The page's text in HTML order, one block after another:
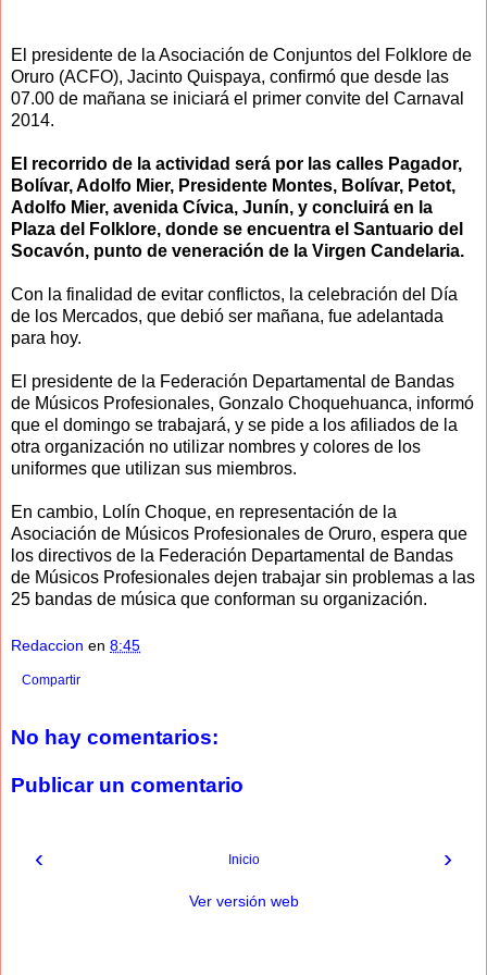
El presidente de la Asociación de Conjuntos del Folklore de
Oruro (ACFO), Jacinto Quispaya, confirmó que desde las
07.00 de mañana se iniciará el primer convite del Carnaval
2014.
El recorrido de la actividad será por las calles Pagador,
Bolívar, Adolfo Mier, Presidente Montes, Bolívar, Petot,
Adolfo Mier, avenida Cívica, Junín, y concluirá en la
Plaza del Folklore, donde se encuentra el Santuario del
Socavón, punto de veneración de la Virgen Candelaria.
Con la finalidad de evitar conflictos, la celebración del Día
de los Mercados, que debió ser mañana, fue adelantada
para hoy.
El presidente de la Federación Departamental de Bandas
de Músicos Profesionales, Gonzalo Choquehuanca, informó
que el domingo se trabajará, y se pide a los afiliados de la
otra organización no utilizar nombres y colores de los
uniformes que utilizan sus miembros.
En cambio, Lolín Choque, en representación de la
Asociación de Músicos Profesionales de Oruro, espera que
los directivos de la Federación Departamental de Bandas
de Músicos Profesionales dejen trabajar sin problemas a las
25 bandas de música que conforman su organización.
Redaccion en 8:45
Compartir
No hay comentarios:
Publicar un comentario
‹ ›
Inicio
Ver versión web